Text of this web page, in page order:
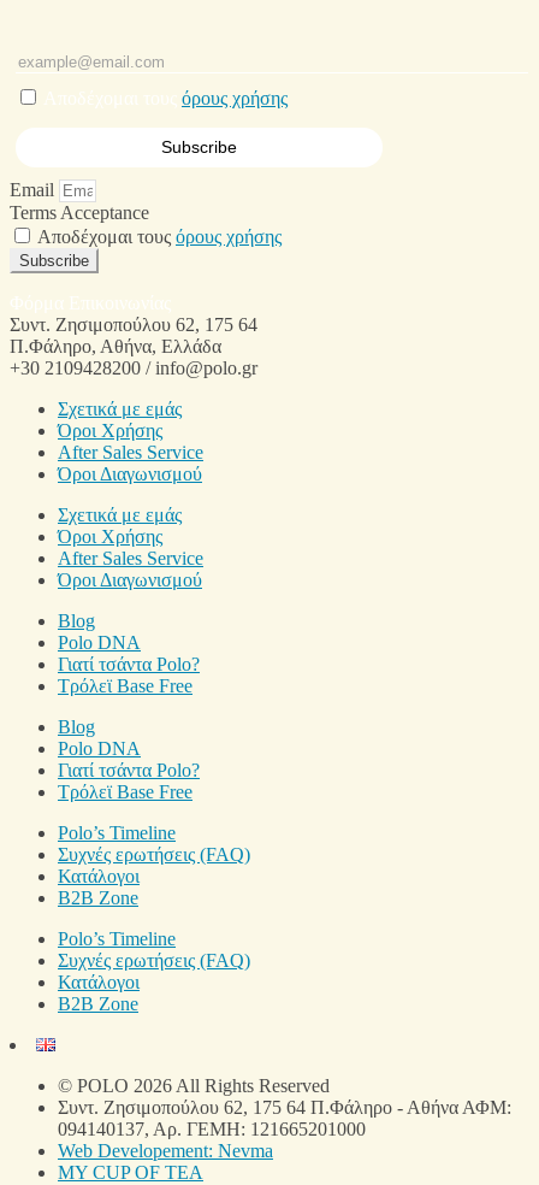
Αποδέχομαι τους όρους χρήσης
Email
Terms Acceptance
Αποδέχομαι τους όρους χρήσης
Subscribe
Φόρμα Επικοινωνίας
Συντ. Ζησιμοπούλου 62, 175 64
Π.Φάληρο, Αθήνα, Ελλάδα
+30 2109428200 / info@polo.gr
Σχετικά με εμάς
Όροι Χρήσης
After Sales Service
Όροι Διαγωνισμού
Σχετικά με εμάς
Όροι Χρήσης
After Sales Service
Όροι Διαγωνισμού
Blog
Polo DNA
Γιατί τσάντα Polo?
Τρόλεϊ Base Free
Blog
Polo DNA
Γιατί τσάντα Polo?
Τρόλεϊ Base Free
Polo’s Timeline
Συχνές ερωτήσεις (FAQ)
Κατάλογοι
B2B Zone
Polo’s Timeline
Συχνές ερωτήσεις (FAQ)
Κατάλογοι
B2B Zone
© POLO 2026 All Rights Reserved
Συντ. Ζησιμοπούλου 62, 175 64 Π.Φάληρο - Αθήνα ΑΦΜ:
094140137, Αρ. ΓΕΜΗ: 121665201000
Web Developement: Nevma
MY CUP OF TEA